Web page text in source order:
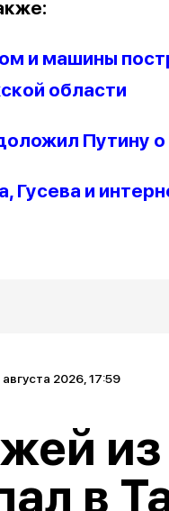
и машины
области
Путину
Гусева и
августа 2026, 17:59
в